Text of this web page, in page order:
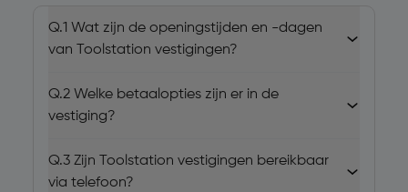
Q.1 Wat zijn de openingstijden en -dagen
van Toolstation vestigingen?
Q.2 Welke betaalopties zijn er in de
vestiging?
Q.3 Zijn Toolstation vestigingen bereikbaar
via telefoon?